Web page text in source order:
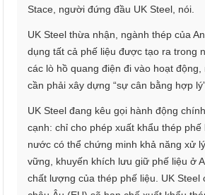
Stace, người đứng đầu UK Steel, nói.
UK Steel thừa nhận, ngành thép của
dụng tất cả phế liệu được tạo ra trong
các lò hồ quang điện đi vào hoạt
cần phải xây dựng “sự cân bằng hợp
UK Steel đang kêu gọi hành động
cạnh: chỉ cho phép xuất khẩu thép phế
nước có thể chứng minh khả năng xử
vững, khuyến khích lưu giữ phế liệu ở
chất lượng của thép phế liệu. UK Steel